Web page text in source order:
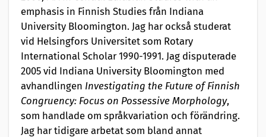
emphasis in Finnish Studies från Indiana
University Bloomington. Jag har också studerat
vid Helsingfors Universitet som Rotary
International Scholar 1990-1991. Jag disputerade
2005 vid Indiana University Bloomington med
avhandlingen Investigating the Future of Finnish
Congruency: Focus on Possessive Morphology,
som handlade om språkvariation och förändring.
Jag har tidigare arbetat som bland annat